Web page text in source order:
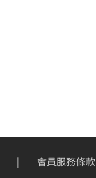
會員服務條款